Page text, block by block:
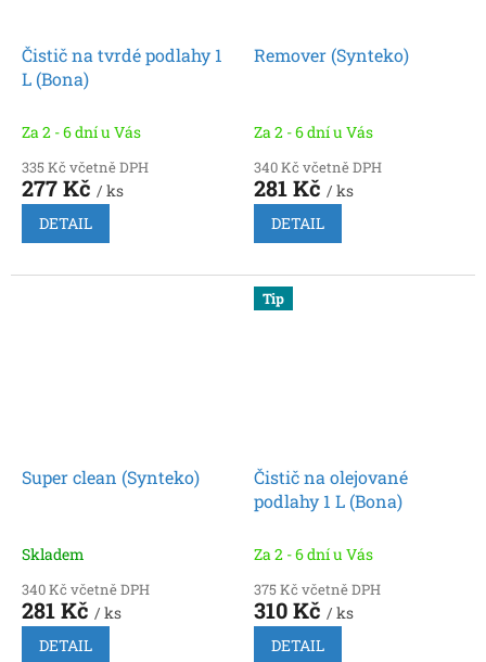
Čistič na tvrdé podlahy 1
L (Bona)
Za 2 - 6 dní u Vás
335 Kč včetně DPH
277 Kč / ks
DETAIL
Remover (Synteko)
Za 2 - 6 dní u Vás
340 Kč včetně DPH
281 Kč / ks
DETAIL
Super clean (Synteko)
Skladem
340 Kč včetně DPH
281 Kč / ks
DETAIL
Tip
Čistič na olejované
podlahy 1 L (Bona)
Za 2 - 6 dní u Vás
375 Kč včetně DPH
310 Kč / ks
DETAIL